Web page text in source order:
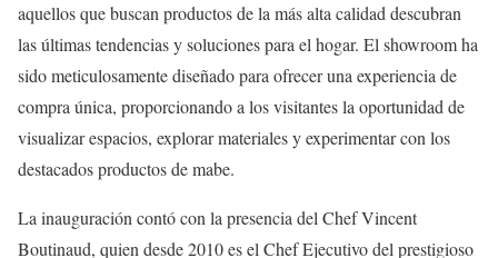
aquellos que buscan productos de la más alta calidad descubran
las últimas tendencias y soluciones para el hogar. El showroom ha
sido meticulosamente diseñado para ofrecer una experiencia de
compra única, proporcionando a los visitantes la oportunidad de
visualizar espacios, explorar materiales y experimentar con los
destacados productos de mabe.
La inauguración contó con la presencia del Chef Vincent
Boutinaud, quien desde 2010 es el Chef Ejecutivo del prestigioso